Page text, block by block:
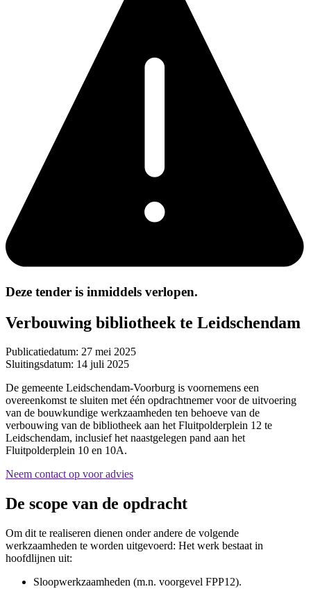
Deze tender is inmiddels verlopen.
Verbouwing bibliotheek te Leidschendam
Publicatiedatum: 27 mei 2025
Sluitingsdatum: 14 juli 2025
De gemeente Leidschendam-Voorburg is voornemens een
overeenkomst te sluiten met één opdrachtnemer voor de uitvoering
van de bouwkundige werkzaamheden ten behoeve van de
verbouwing van de bibliotheek aan het Fluitpolderplein 12 te
Leidschendam, inclusief het naastgelegen pand aan het
Fluitpolderplein 10 en 10A.
Neem contact op voor advies
De scope van de opdracht
Om dit te realiseren dienen onder andere de volgende
werkzaamheden te worden uitgevoerd: Het werk bestaat in
hoofdlijnen uit:
Sloopwerkzaamheden (m.n. voorgevel FPP12).